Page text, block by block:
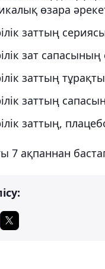
өзара
заттың
зат
заттың
заттың
заттың,
7 ақпаннан